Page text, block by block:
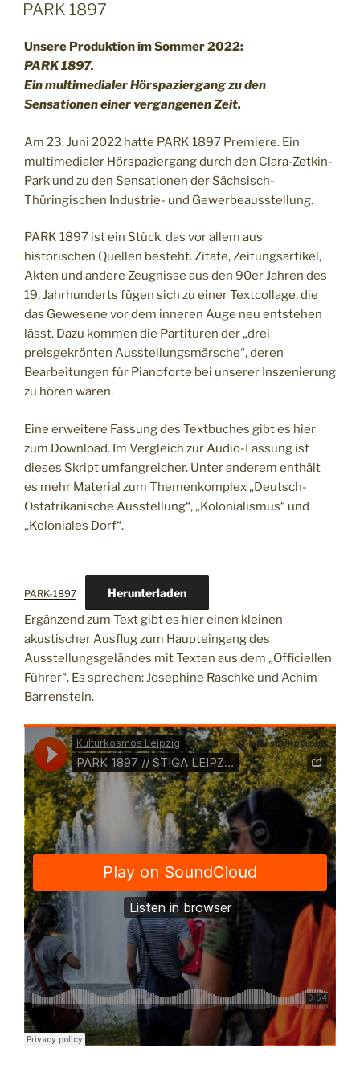
AM
PARK 1897
Unsere Produktion im Sommer 2022:
PARK 1897.
Ein multimedialer Hörspaziergang zu den
Sensationen einer vergangenen Zeit.
Am 23. Juni 2022 hatte PARK 1897 Premiere. Ein
multimedialer Hörspaziergang durch den Clara-Zetkin-
Park und zu den Sensationen der Sächsisch-
Thüringischen Industrie- und Gewerbeausstellung.
PARK 1897 ist ein Stück, das vor allem aus
historischen Quellen besteht. Zitate, Zeitungsartikel,
Akten und andere Zeugnisse aus den 90er Jahren des
19. Jahrhunderts fügen sich zu einer Textcollage, die
das Gewesene vor dem inneren Auge neu entstehen
lässt. Dazu kommen die Partituren der „drei
preisgekrönten Ausstellungsmärsche“, deren
Bearbeitungen für Pianoforte bei unserer Inszenierung
zu hören waren.
Eine erweitere Fassung des Textbuches gibt es hier
zum Download. Im Vergleich zur Audio-Fassung ist
dieses Skript umfangreicher. Unter anderem enthält
es mehr Material zum Themenkomplex „Deutsch-
Ostafrikanische Ausstellung“, „Kolonialismus“ und
„Koloniales Dorf“.
PARK-1897 Herunterladen
Ergänzend zum Text gibt es hier einen kleinen
akustischer Ausflug zum Haupteingang des
Ausstellungsgeländes mit Texten aus dem „Officiellen
Führer“. Es sprechen: Josephine Raschke und Achim
Barrenstein.